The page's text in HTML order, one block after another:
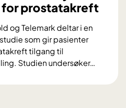
for prostatakreft
og Telemark deltar i en
som gir pasienter
tilgang til
Studien undersøker…